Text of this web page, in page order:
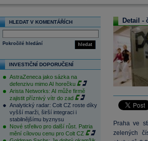
HLEDAT V KOMENTÁŘÍCH
hledat
Pokročilé hledání
INVESTIČNÍ DOPORUČENÍ
AstraZeneca jako sázka na
defenzivu mimo AI horečku
Arista Networks: AI může firmě
zajistit příznivý vítr do zad
Analytický radar: Colt CZ roste díky
vyšší marži, širší integraci i
stabilnějšímu byznysu
Nové střelivo pro další růst. Patria
mění cílovou cenu pro Colt CZ
Detail -
Praha ve
zelených